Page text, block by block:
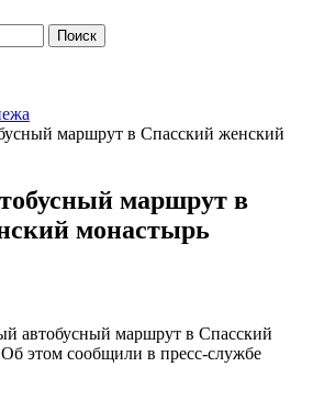
маршрут в Спасский женский
маршрут в
монастырь
автобусный маршрут в Спасский
этом сообщили в пресс-службе